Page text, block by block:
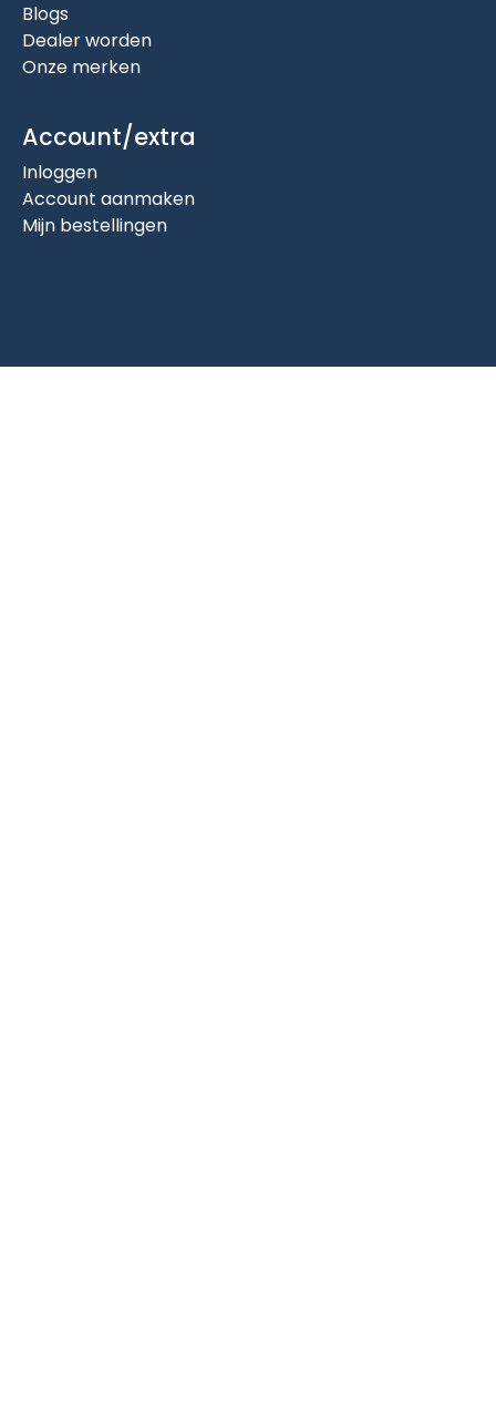
Blogs
Dealer worden
Onze merken
Account/extra
Inloggen
Account aanmaken
Mijn bestellingen